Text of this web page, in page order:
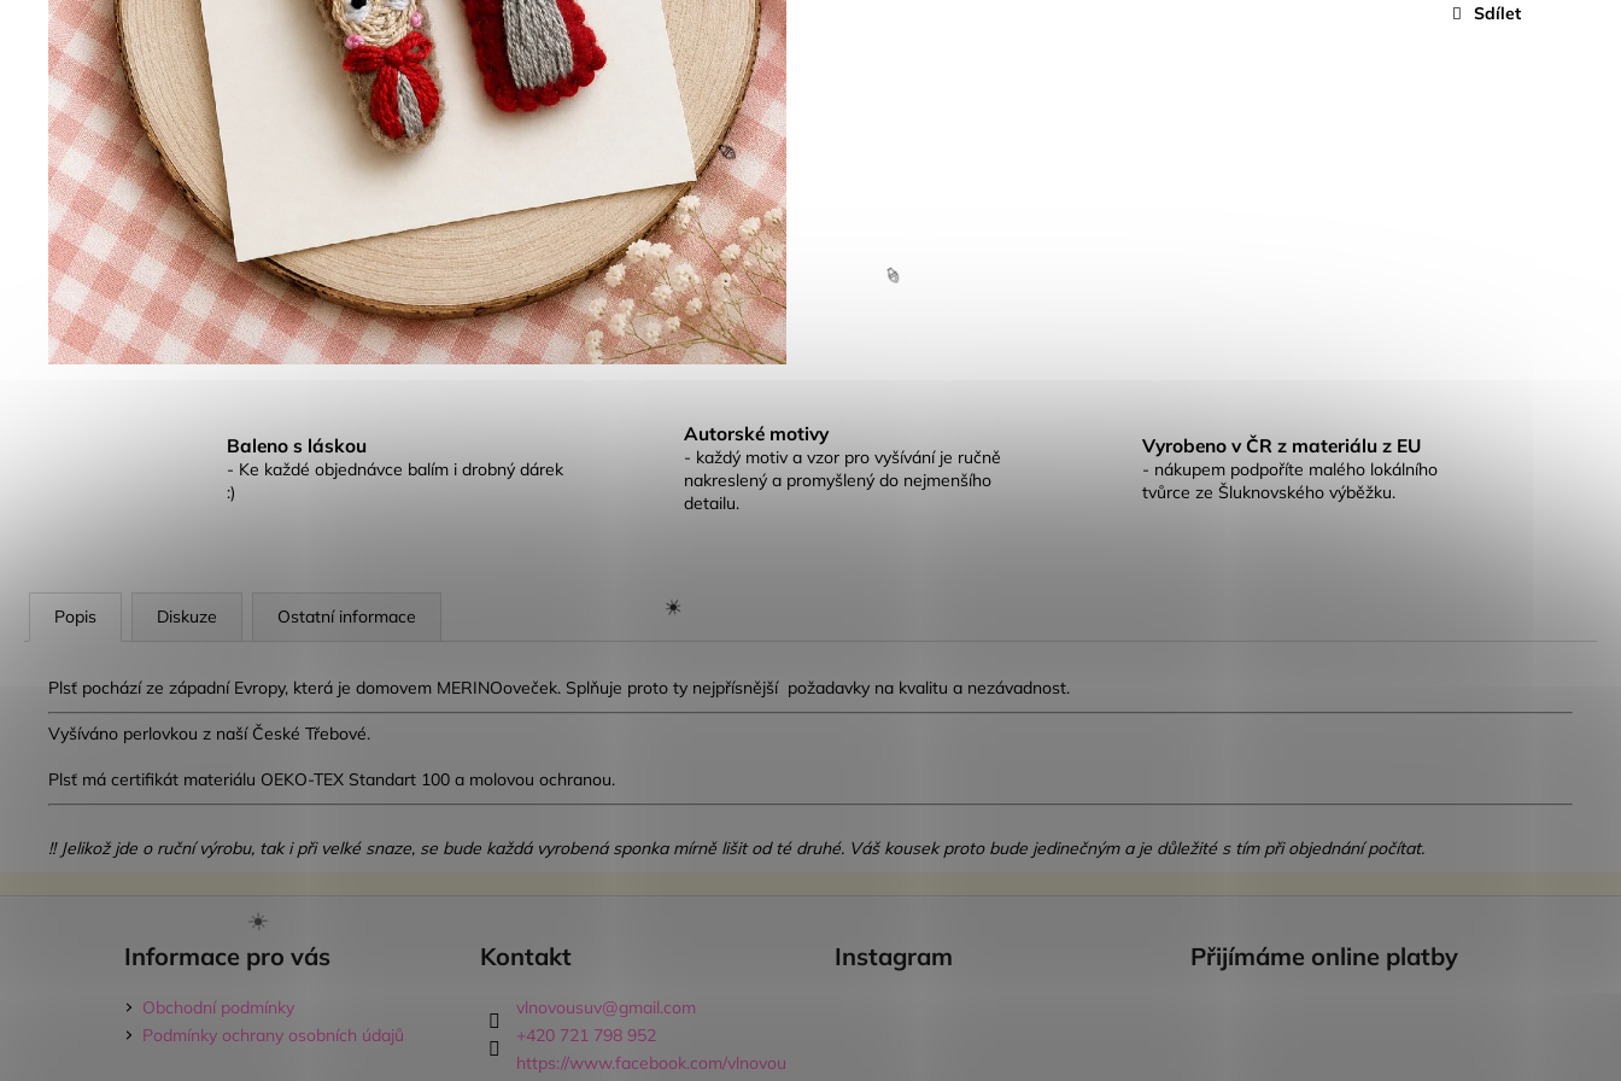
☀️
🍦
Sdílet
Baleno s láskou
- Ke každé objednávce balím i drobný dárek
:)
Autorské motivy
- každý motiv a vzor pro vyšívání je ručně
nakreslený a promyšlený do nejmenšího
detailu.
Vyrobeno v ČR z materiálu z EU
- nákupem podpoříte malého lokálního
tvůrce ze Šluknovského výběžku.
Popis Diskuze Ostatní informace
Plsť pochází ze západní Evropy, která je domovem MERINOoveček. Splňuje proto ty nejpřísnější požadavky na kvalitu a nezávadnost.
Vyšíváno perlovkou z naší České Třebové.
Plsť má certifikát materiálu OEKO-TEX Standart 100 a molovou ochranou.
!! Jelikož jde o ruční výrobu, tak i při velké snaze, se bude každá vyrobená sponka mírně lišit od té druhé. Váš kousek proto bude jedinečným a je důležité s tím při objednání počítat.
Informace pro vás
Obchodní podmínky
Podmínky ochrany osobních údajů
Kontakt
vlnovousuv@gmail.com
+420 721 798 952
https://www.facebook.com/vlnovou
Instagram Přijímáme online platby